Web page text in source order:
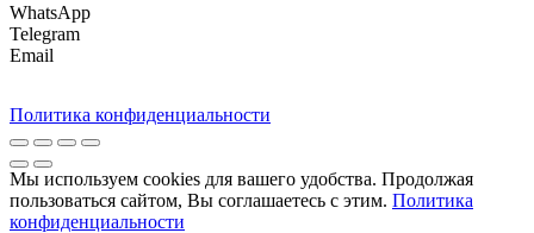
WhatsApp
Telegram
Email
Политика конфиденциальности
Мы используем cookies для вашего удобства. Продолжая
пользоваться сайтом, Вы соглашаетесь с этим. Политика
конфиденциальности